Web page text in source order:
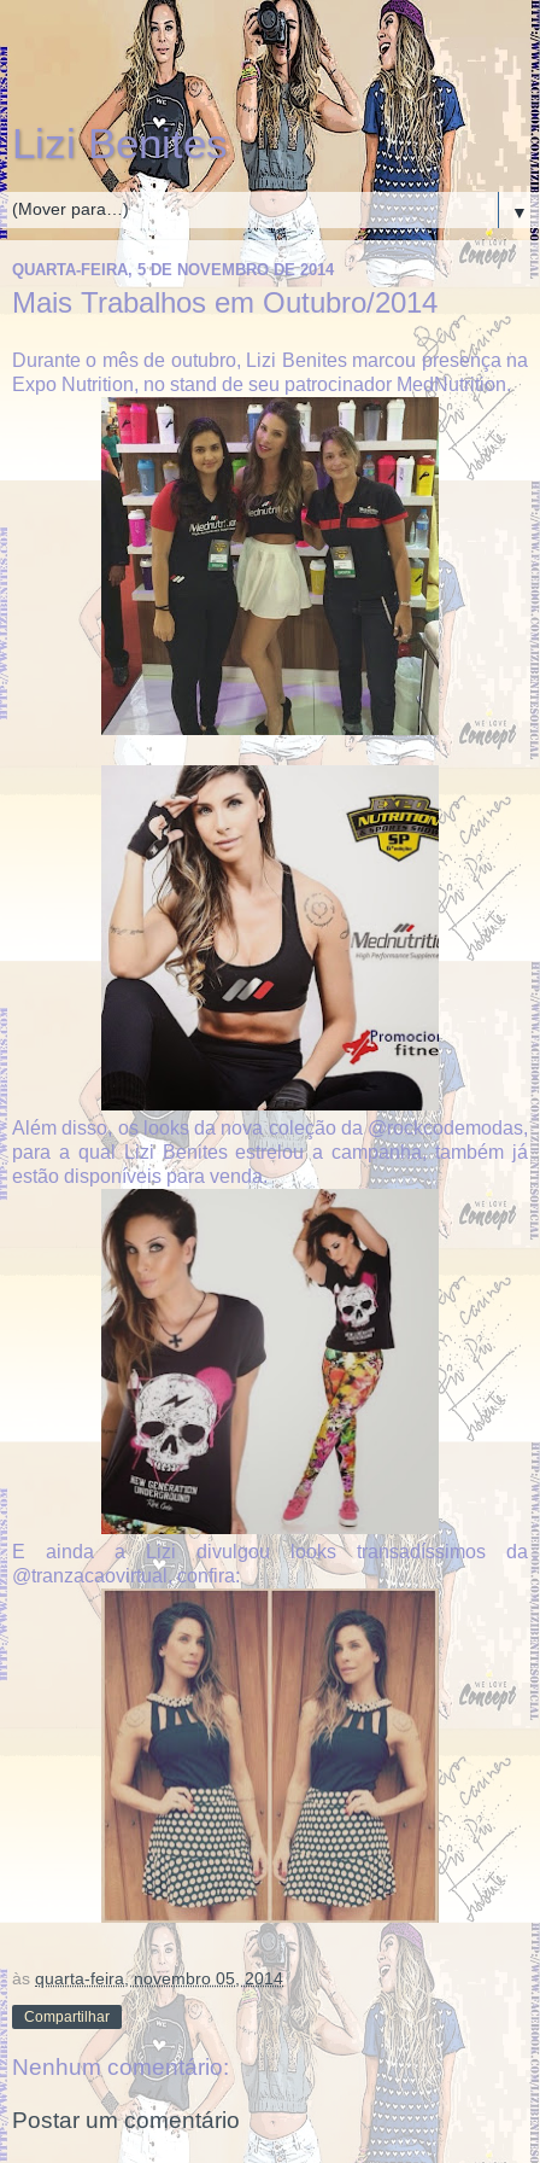
Lizi Benites
▼
QUARTA-FEIRA, 5 DE NOVEMBRO DE 2014
Mais Trabalhos em Outubro/2014
Durante o mês de outubro, Lizi Benites marcou presença na
Expo Nutrition, no stand de seu patrocinador MedNutrition.
Além disso, os looks da nova coleção da @rockcodemodas,
para a qual Lizi Benites estrelou a campanha, também já
estão disponíveis para venda.
E ainda a Lizi divulgou looks transadíssimos da
@tranzacaovirtual, confira:
às quarta-feira, novembro 05, 2014
Compartilhar
Nenhum comentário:
Postar um comentário